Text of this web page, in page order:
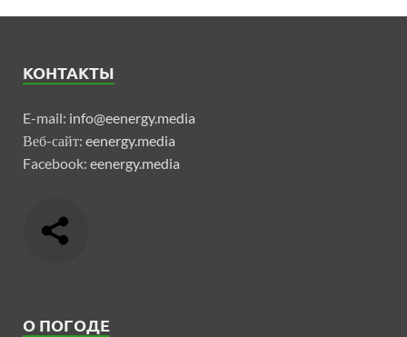
КОНТАКТЫ
E-mail: info@eenergy.media
Веб-сайт: eenergy.media
Facebook: eenergy.media
О ПОГОДЕ